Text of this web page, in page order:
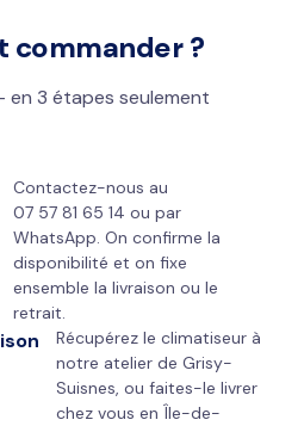
commander ?
en 3 étapes seulement
Contactez-nous au
07 57 81 65 14 ou par
WhatsApp. On confirme la
disponibilité et on fixe
ensemble la livraison ou le
retrait.
Récupérez le climatiseur à
notre atelier de Grisy-
Suisnes, ou faites-le livrer
chez vous en Île-de-